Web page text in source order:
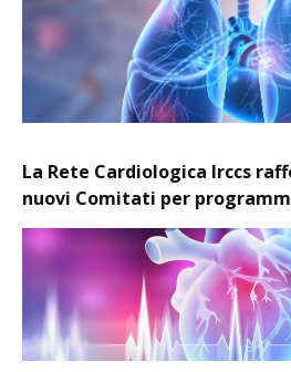
La Rete Cardiologica Irccs
nuovi Comitati per